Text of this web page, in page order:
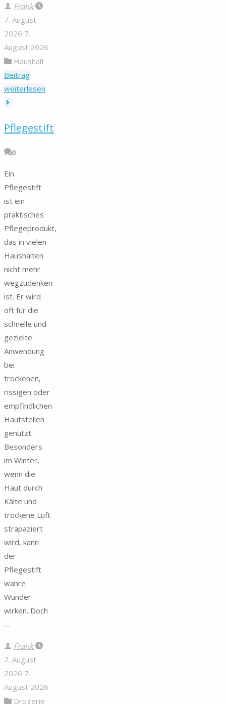
Frank
7. August
2026 7.
August 2026
Haushalt
Beitrag
weiterlesen
Pflegestift
0
Ein
Pflegestift
ist ein
praktisches
Pflegeprodukt,
das in vielen
Haushalten
nicht mehr
wegzudenken
ist. Er wird
oft für die
schnelle und
gezielte
Anwendung
bei
trockenen,
rissigen oder
empfindlichen
Hautstellen
genutzt.
Besonders
im Winter,
wenn die
Haut durch
Kälte und
trockene Luft
strapaziert
wird, kann
der
Pflegestift
wahre
Wunder
wirken. Doch
…
Frank
7. August
2026 7.
August 2026
Drogerie